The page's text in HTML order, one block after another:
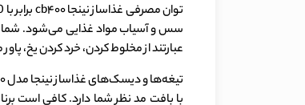
عبارتند از مخلوط کردن، خرد کردن یخ،
با بافت مد نظر شما دارد. کافی است